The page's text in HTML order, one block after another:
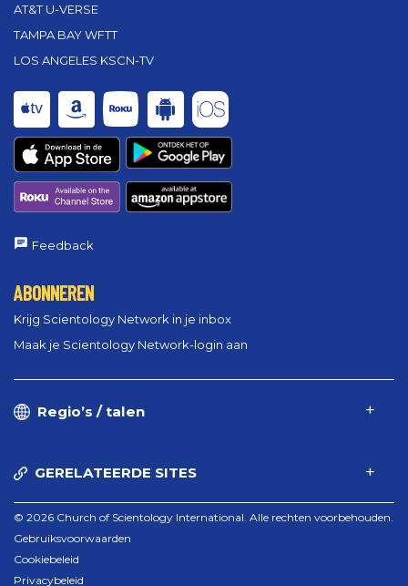
AT&T U-VERSE
TAMPA BAY WFTT
LOS ANGELES KSCN-TV
Feedback
ABONNEREN
Krijg Scientology Network in je inbox
Maak je Scientology Network-login aan
Regio’s / talen
GERELATEERDE SITES
© 2026 Church of Scientology International. Alle rechten voorbehouden.
Gebruiksvoorwaarden
Cookiebeleid
Privacybeleid